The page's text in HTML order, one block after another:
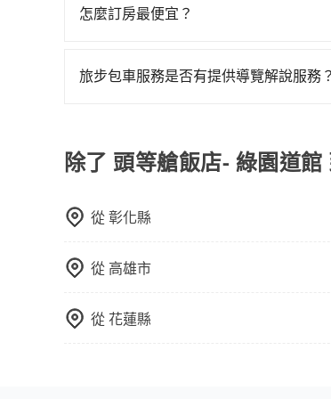
有，可彈性選擇2~12小時的服務，滿
10人以上巴士，請來信洽詢。
怎麼訂房最便宜？
區、價位、人數、特殊需求來搜尋適合
的飯店，有可能再多平台同時上架而發
選擇評分高、評論多的飯店，不然就是
這些瑣碎的事，台灣本土的AsiaYo或者
旅步包車服務是否有提供導覽解說服務？
除了 頭等艙飯店- 綠園道
從彰化縣
從 高雄市
從花蓮縣